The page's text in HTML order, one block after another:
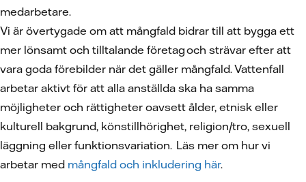
medarbetare.
Vi är övertygade om att mångfald bidrar till att bygga ett
mer lönsamt och tilltalande företag och strävar efter att
vara goda förebilder när det gäller mångfald. Vattenfall
arbetar aktivt för att alla anställda ska ha samma
möjligheter och rättigheter oavsett ålder, etnisk eller
kulturell bakgrund, könstillhörighet, religion/tro, sexuell
läggning eller funktionsvariation. Läs mer om hur vi
arbetar med mångfald och inkludering här.